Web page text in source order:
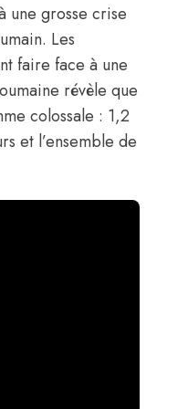
une grosse crise
Les
faire face à une
révèle que
colossale : 1,2
et l’ensemble de